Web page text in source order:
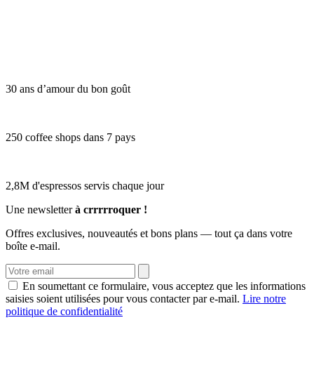
30 ans d’amour du bon goût
250 coffee shops dans 7 pays
2,8M d'espressos servis chaque jour
Une newsletterà crrrrroquer !
Offres exclusives, nouveautés et bons plans — tout ça dans votre
boîte e-mail.
En soumettant ce formulaire, vous acceptez que les informations
saisies soient utilisées pour vous contacter par e-mail. Lire notre
politique de confidentialité